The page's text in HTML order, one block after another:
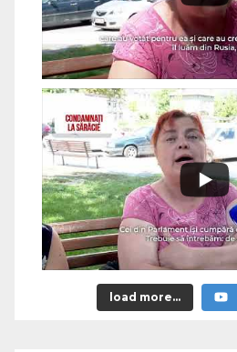
load more...